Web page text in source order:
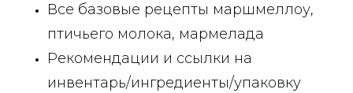
Все базовые рецепты маршмеллоу,
птичьего молока, мармелада
Рекомендации и ссылки на
инвентарь/ингредиенты/упаковку